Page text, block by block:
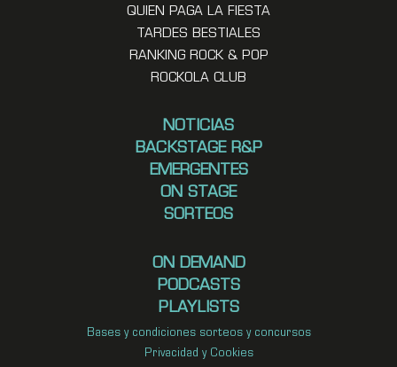
QUIEN PAGA LA FIESTA
TARDES BESTIALES
RANKING ROCK & POP
ROCKOLA CLUB
NOTICIAS
BACKSTAGE R&P
EMERGENTES
ON STAGE
SORTEOS
ON DEMAND
PODCASTS
PLAYLISTS
Bases y condiciones sorteos y concursos
Privacidad y Cookies